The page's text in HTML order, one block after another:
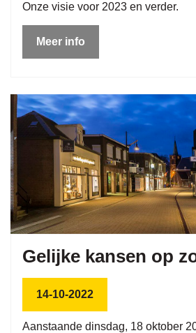
Onze visie voor 2023 en verder.
Meer info
Gelijke kansen op
14-10-2022
Aanstaande dinsdag, 18 oktober